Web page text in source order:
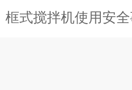
框式搅拌机使用安